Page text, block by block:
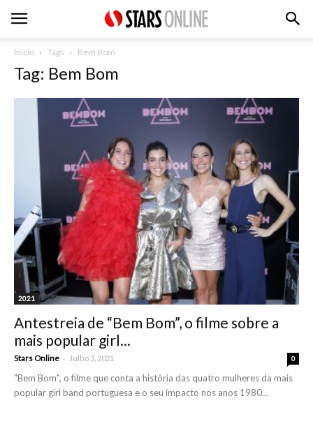
Inicio Tags Bem Bom
Tag: Bem Bom
2021
Antestreia de “Bem Bom”, o filme sobre a
mais popular girl...
Stars Online - Julho 3, 2021 0
"Bem Bom", o filme que conta a história das quatro mulheres da mais
popular girl band portuguesa e o seu impacto nos anos 1980...